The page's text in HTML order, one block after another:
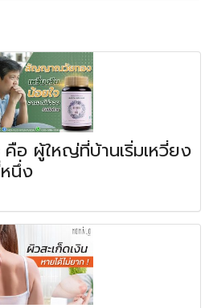
ผู้ใหญ่ที่บ้านเริ่มเหวี่ยง
นึ่ง